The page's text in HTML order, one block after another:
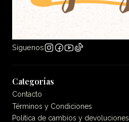
Síguenos
Categorías
Contacto
Términos y Condiciones
Politica de cambios y devoluciones